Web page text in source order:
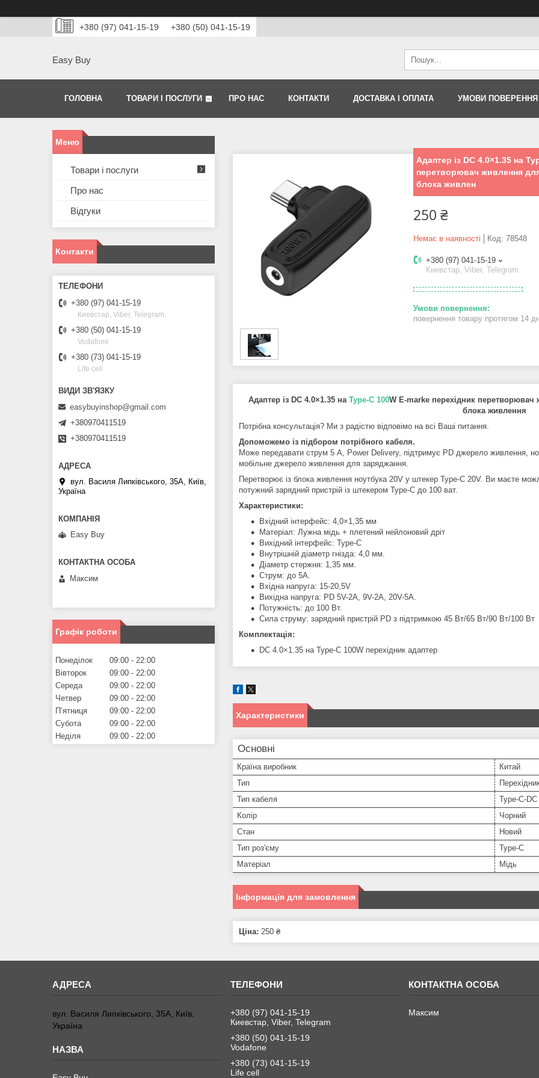
+380 (97) 041-15-19 +380 (50) 041-15-19
Easy Buy
ГОЛОВНА ТОВАРИ І ПОСЛУГИ ПРО НАС КОНТАКТИ ДОСТАВКА І ОПЛАТА УМОВИ ПОВЕРЕННЯ
Адаптер із DC 4.0×1.35 на
перетворювач живлення
блока живлен
250 ₴
Немає в наявності Код: 78548
+380 (97) 041-15-19
Киевстар, Viber, Telegram
повернення товару протягом 14
Адаптер із DC 4.0×1.35 на Type-C 100W E-marke перехідник
блока живлення
Потрібна консультація? Ми з радістю відповімо на всі Ваші питання.
Допоможемо із підбором потрібного кабеля.
Може передавати струм 5 А, Power Delivery, підтримує PD джерело живлення,
мобільне джерело живлення для заряджання.
Перетворює із блока живлення ноутбука 20V у штекер Type-C 20V. Ви маєте
потужний зарядний пристрій із штекером Type-C до 100 ват.
Характеристики:
Вхідний інтерфейс: 4,0×1,35 мм
Матеріал: Лужна мідь + плетений нейлоновий дріт
Вихідний інтерфейс: Type-C
Внутрішній діаметр гнізда: 4,0 мм.
Діаметр стержня: 1,35 мм.
Струм: до 5A.
Вхідна напруга: 15-20,5V
Вихідна напруга: PD 5V-2A, 9V-2A, 20V-5A.
Потужність: до 100 Вт.
Сила струму: зарядний пристрій PD з підтримкою 45 Вт/65 Вт/90 Вт/100 Вт
Комплектація:
DC 4.0×1.35 на Type-C 100W перехідник адаптер
Характеристики
Основні
Країна виробник
Китай
Тип
Тип кабеля
Type-C-DC
Колір
Чорний
Стан
Новий
Тип роз'єму
Type-C
Матеріал
Мідь
Інформація для замовлення
Ціна: 250 ₴
Товари і послуги
Про нас
Відгуки
Контакти
+380 (97) 041-15-19
Киевстар, Viber, Telegram
+380 (50) 041-15-19
Vodafone
+380 (73) 041-15-19
Life cell
easybuyinshop@gmail.com
+380970411519
+380970411519
вул. Василя Липківського, 35А, Київ,
Україна
Easy Buy
Максим
Графік роботи
Понеділок 09:00
22:00
Вівторок
09:00
22:00
Середа
09:00
22:00
Четвер
09:00
22:00
Пʼятниця
09:00
22:00
Субота
09:00
22:00
Неділя
09:00 22:00
вул. Василя Липківського, 35А, Київ,
Україна
+380 (97) 041-15-19
Киевстар, Viber, Telegram
+380 (50) 041-15-19
Vodafone
+380 (73) 041-15-19
Life cell
Максим